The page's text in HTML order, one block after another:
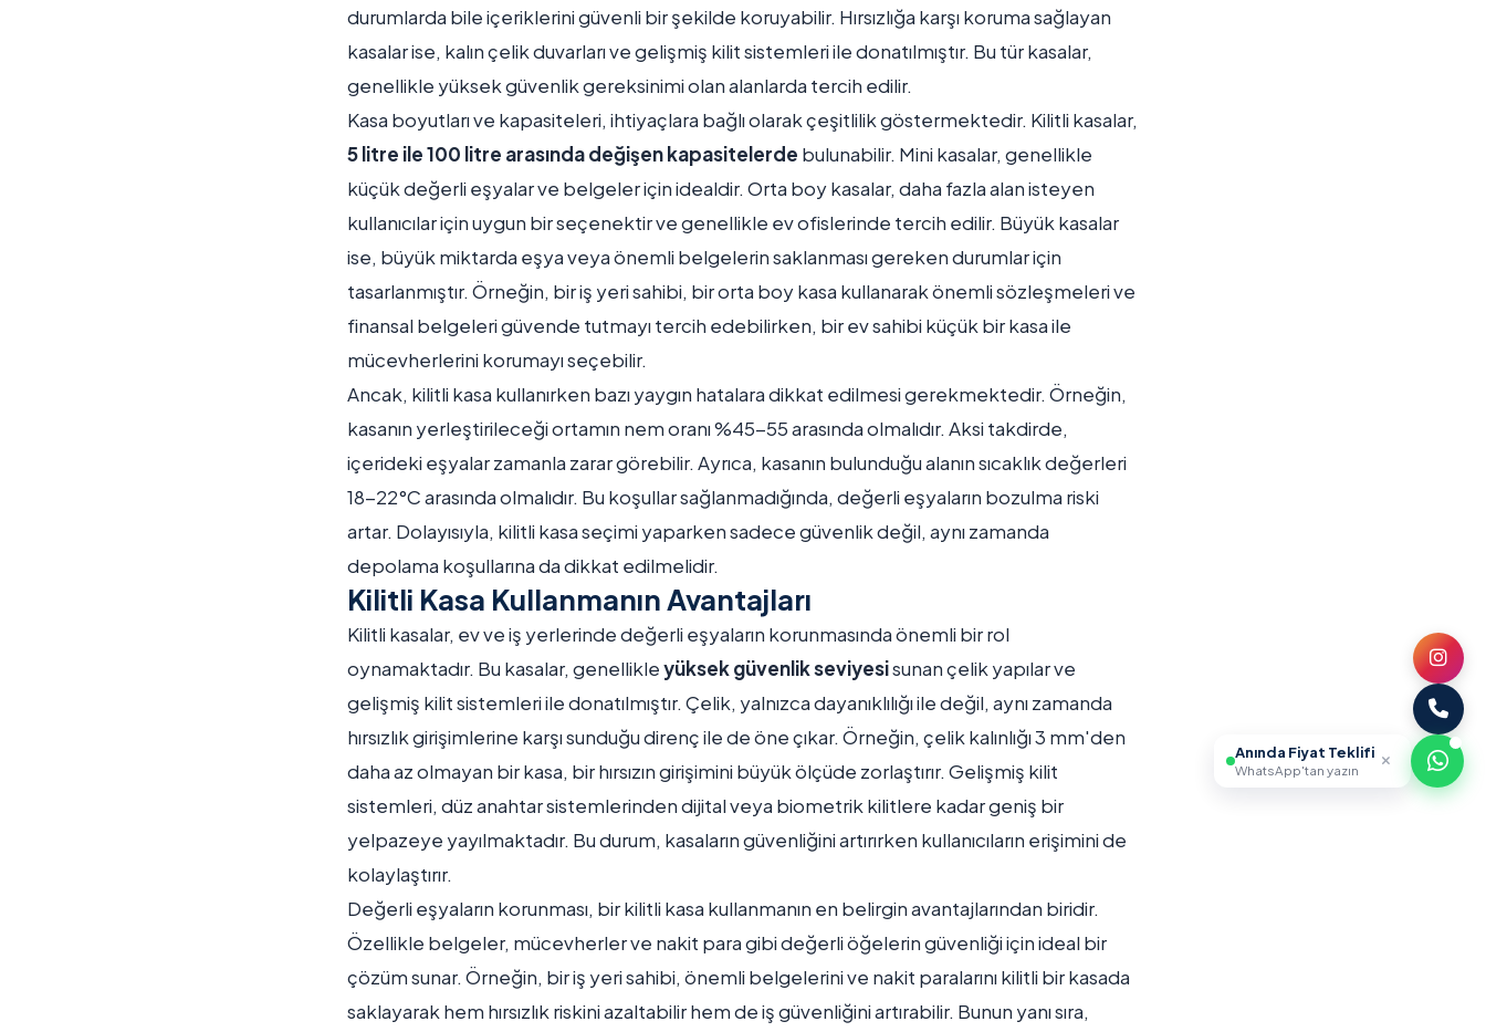
durumlarda bile içeriklerini güvenli bir şekilde koruyabilir. Hırsızlığa karşı koruma sağlayan
kasalar ise, kalın çelik duvarları ve gelişmiş kilit sistemleri ile donatılmıştır. Bu tür kasalar,
genellikle yüksek güvenlik gereksinimi olan alanlarda tercih edilir.
Kasa boyutları ve kapasiteleri, ihtiyaçlara bağlı olarak çeşitlilik göstermektedir. Kilitli kasalar,
5 litre ile 100 litre arasında değişen kapasitelerde bulunabilir. Mini kasalar, genellikle
küçük değerli eşyalar ve belgeler için idealdir. Orta boy kasalar, daha fazla alan isteyen
kullanıcılar için uygun bir seçenektir ve genellikle ev ofislerinde tercih edilir. Büyük kasalar
ise, büyük miktarda eşya veya önemli belgelerin saklanması gereken durumlar için
tasarlanmıştır. Örneğin, bir iş yeri sahibi, bir orta boy kasa kullanarak önemli sözleşmeleri ve
finansal belgeleri güvende tutmayı tercih edebilirken, bir ev sahibi küçük bir kasa ile
mücevherlerini korumayı seçebilir.
Ancak, kilitli kasa kullanırken bazı yaygın hatalara dikkat edilmesi gerekmektedir. Örneğin,
kasanın yerleştirileceği ortamın nem oranı %45-55 arasında olmalıdır. Aksi takdirde,
içerideki eşyalar zamanla zarar görebilir. Ayrıca, kasanın bulunduğu alanın sıcaklık değerleri
18-22°C arasında olmalıdır. Bu koşullar sağlanmadığında, değerli eşyaların bozulma riski
artar. Dolayısıyla, kilitli kasa seçimi yaparken sadece güvenlik değil, aynı zamanda
depolama koşullarına da dikkat edilmelidir.
Kilitli Kasa Kullanmanın Avantajları
Kilitli kasalar, ev ve iş yerlerinde değerli eşyaların korunmasında önemli bir rol
oynamaktadır. Bu kasalar, genellikleyüksek güvenlik seviyesisunan çelik yapılar ve
gelişmiş kilit sistemleri ile donatılmıştır. Çelik, yalnızca dayanıklılığı ile değil, aynı zamanda
hırsızlık girişimlerine karşı sunduğu direnç ile de öne çıkar. Örneğin, çelik kalınlığı 3 mm'den
daha az olmayan bir kasa, bir hırsızın girişimini büyük ölçüde zorlaştırır. Gelişmiş kilit
sistemleri, düz anahtar sistemlerinden dijital veya biometrik kilitlere kadar geniş bir
yelpazeye yayılmaktadır. Bu durum, kasaların güvenliğini artırırken kullanıcıların erişimini de
kolaylaştırır.
Değerli eşyaların korunması, bir kilitli kasa kullanmanın en belirgin avantajlarından biridir.
Özellikle belgeler, mücevherler ve nakit para gibi değerli öğelerin güvenliği için ideal bir
çözüm sunar. Örneğin, bir iş yeri sahibi, önemli belgelerini ve nakit paralarını kilitli bir kasada
saklayarak hem hırsızlık riskini azaltabilir hem de iş güvenliğini artırabilir. Bunun yanı sıra,
Anında Fiyat Teklifi
WhatsApp'tan yazın